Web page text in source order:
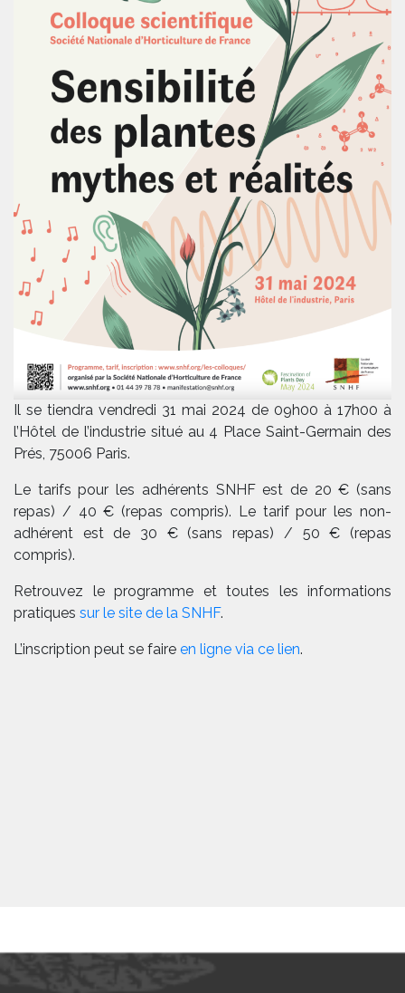
Il se tiendra vendredi 31 mai 2024 de 09h00 à 17h00 à
l’Hôtel de l’industrie situé au 4 Place Saint-Germain des
Prés, 75006 Paris.
Le tarifs pour les adhérents SNHF est de 20 € (sans
repas) / 40 € (repas compris). Le tarif pour les non-
adhérent est de 30 € (sans repas) / 50 € (repas
compris).
Retrouvez le programme et toutes les informations
pratiques sur le site de la SNHF.
L’inscription peut se faire en ligne via ce lien.